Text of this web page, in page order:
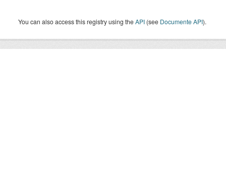
You can also access this registry using theAPI (see Documente API).